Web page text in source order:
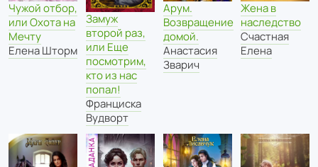
Чужой отбор,
или Охота на
Мечту
Елена Шторм
Замуж
второй раз,
или Еще
посмотрим,
кто из нас
попал!
Франциска
Вудворт
Арум.
Возвращение
домой.
Анастасия
Зварич
Жена в
наследство
Счастная
Елена